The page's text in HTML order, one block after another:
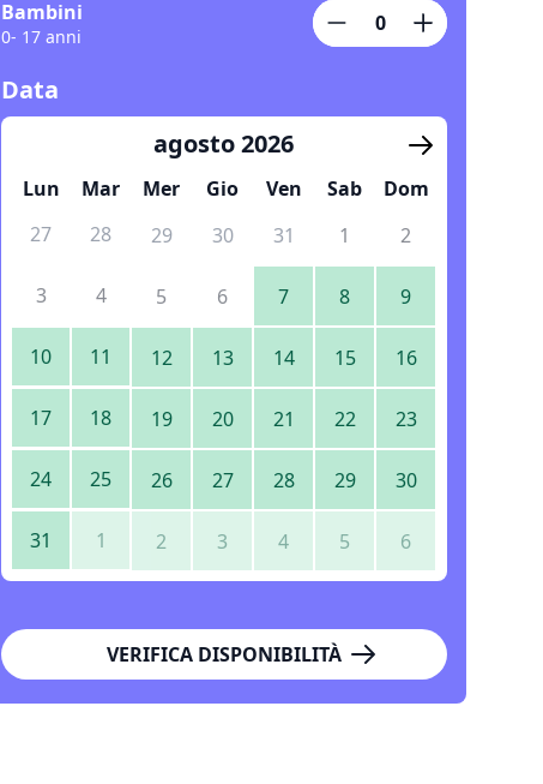
Bambini
0- 17 anni
Data
agosto 2026
Lun Mar Mer Gio Ven Sab
Dom
27
28 29 30 31 1 2
3 4 5 6 7 8 9
10 11 12 13 14 15 16
17 18 19 20 21 22 23
24 25 26 27 28 29 30
31 1 2 3 4 5 6
VERIFICA DISPONIBILITÀ